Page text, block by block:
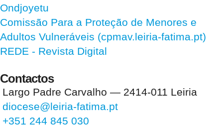
Ondjoyetu
Comissão Para a Proteção de Menores e
Adultos Vulneráveis (cpmav.leiria-fatima.pt)
REDE - Revista Digital
Contactos
Largo Padre Carvalho — 2414-011 Leiria
diocese@leiria-fatima.pt
+351 244 845 030